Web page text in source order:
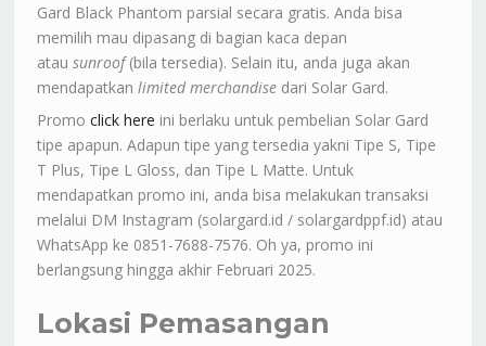
Gard Black Phantom parsial secara gratis. Anda bisa
memilih mau dipasang di bagian kaca depan
atausunroof(bila tersedia). Selain itu, anda juga akan
mendapatkan limited merchandise dari Solar Gard.
Promoclick here ini berlaku untuk pembelian Solar Gard
tipe apapun. Adapun tipe yang tersedia yakni Tipe S, Tipe
T Plus, Tipe L Gloss, dan Tipe L Matte. Untuk
mendapatkan promo ini, anda bisa melakukan transaksi
melalui DM Instagram (solargard.id / solargardppf.id) atau
WhatsApp ke 0851-7688-7576. Oh ya, promo ini
berlangsung hingga akhir Februari 2025.
Lokasi Pemasangan